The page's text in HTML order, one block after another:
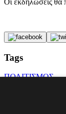
Οι εκδηλώσεις θα
Tags
ΠΟΛΙΤΙΣΜΟΣ